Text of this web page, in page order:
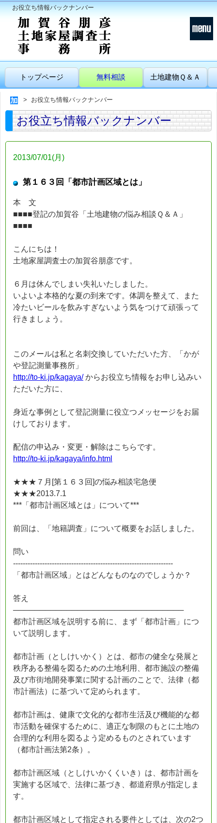
お役立ち情報バックナンバー
トップページ 無料相談 土地建物Ｑ＆Ａ
お役立ち情報バックナンバー
お役立ち情報バックナンバー
2013/07/01(月)
第１６３回「都市計画区域とは」
本 文
■■■■登記の加賀谷「土地建物の悩み相談Ｑ＆Ａ」
■■■■
こんにちは！
土地家屋調査士の加賀谷朋彦です。
６月は休んでしまい失礼いたしました。
いよいよ本格的な夏の到来です。体調を整えて、また
冷たいビールを飲みすぎないよう気をつけて頑張って
行きましょう。
このメールは私と名刺交換していただいた方、「かが
や登記測量事務所」
http://to-ki.jp/kagaya/からお役立ち情報をお申し込みい
ただいた方に、
身近な事例として登記測量に役立つメッセージをお届
けしております。
配信の申込み・変更・解除はこちらです。
http://to-ki.jp/kagaya/info.html
★★★７月[第１６３回]の悩み相談宅急便
★★★2013.7.1
***「都市計画区域とは」について***
前回は、「地籍調査」について概要をお話しました。
問い
------------------------------------------------------------------
「都市計画区域」とはどんなものなのでしょうか？
答え
────────────────────────────────
都市計画区域を説明する前に、まず「都市計画」につ
いて説明します。
都市計画（としけいかく）とは、都市の健全な発展と
秩序ある整備を図るための土地利用、都市施設の整備
及び市街地開発事業に関する計画のことで、法律（都
市計画法）に基づいて定められます。
都市計画は、健康で文化的な都市生活及び機能的な都
市活動を確保するために、適正な制限のもとに土地の
合理的な利用を図るよう定めるものとされています
（都市計画法第2条）。
都市計画区域（としけいかくくいき）は、都市計画を
実施する区域で、法律に基づき、都道府県が指定しま
す。
都市計画区域として指定される要件としては、次の2つ